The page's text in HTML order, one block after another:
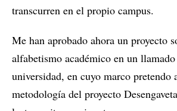
transcurren en el propio campus.
Me han aprobado ahora un proyecto
alfabetismo académico en un
universidad, en cuyo marco pretendo
metodología del proyecto